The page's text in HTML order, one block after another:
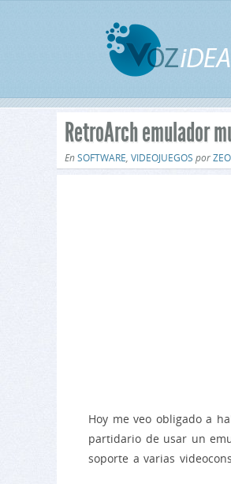
RetroArch emulador
EnSOFTWARE, VIDEOJUEGOS por
Hoy me veo obligado a
partidario de usar un
soporte a varias